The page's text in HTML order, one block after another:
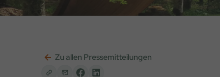
Zu allen Pressemitteilungen